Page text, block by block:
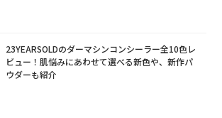
23YEARSOLDのダーマシンコンシーラー全10色レ
ビュー！肌悩みにあわせて選べる新色や、新作パ
ウダーも紹介